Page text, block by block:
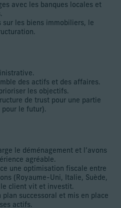
avec les banques locales et
sur les biens immobiliers, le
des actifs et des affaires.
les objectifs.
de trust pour une partie
le futur).
le déménagement et l’avons
agréable.
une optimisation fiscale entre
(Royaume-Uni, Italie, Suède,
client vit et investit.
plan successoral et mis en place
actifs.